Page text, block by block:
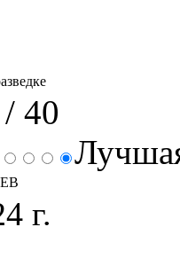
/ 40
г.